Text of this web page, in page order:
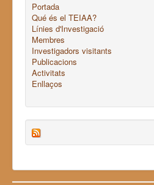
Portada
Qué és el TEIAA?
Línies d'Investigació
Membres
Investigadors visitants
Publicacions
Activitats
Enllaços